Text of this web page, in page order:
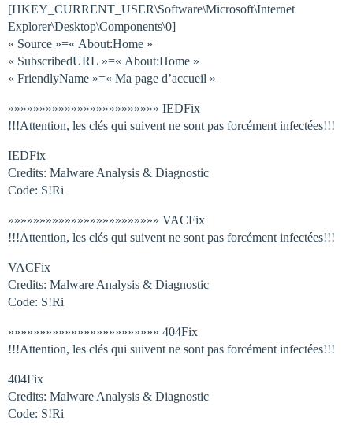
[HKEY_CURRENT_USER\Software\Microsoft\Internet
Explorer\Desktop\Components\0]
« Source »=« About:Home »
« SubscribedURL »=« About:Home »
« FriendlyName »=« Ma page d’accueil »
»»»»»»»»»»»»»»»»»»»»»»»» IEDFix
!!!Attention, les clés qui suivent ne sont pas forcément infectées!!!
IEDFix
Credits: Malware Analysis & Diagnostic
Code: S!Ri
»»»»»»»»»»»»»»»»»»»»»»»» VACFix
!!!Attention, les clés qui suivent ne sont pas forcément infectées!!!
VACFix
Credits: Malware Analysis & Diagnostic
Code: S!Ri
»»»»»»»»»»»»»»»»»»»»»»»» 404Fix
!!!Attention, les clés qui suivent ne sont pas forcément infectées!!!
404Fix
Credits: Malware Analysis & Diagnostic
Code: S!Ri